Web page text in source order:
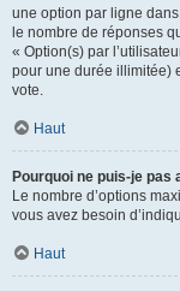
une option par ligne
le nombre de réponses
« Option(s) par
pour une durée illimitée)
vote.
Haut
Pourquoi ne puis-je pas
Le nombre d’options
vous avez besoin
Haut